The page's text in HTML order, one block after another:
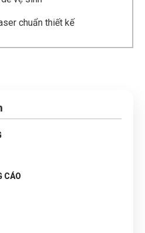
chuẩn thiết kế
CÁO